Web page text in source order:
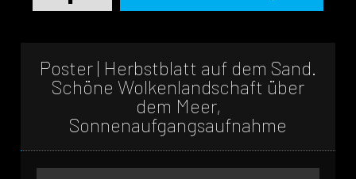
Poster | Herbstblatt auf dem Sand.
Schöne Wolkenlandschaft über
dem Meer,
Sonnenaufgangsaufnahme